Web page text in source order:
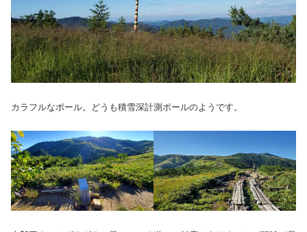
カラフルなポール。どうも積雪深計測ポールのようです。